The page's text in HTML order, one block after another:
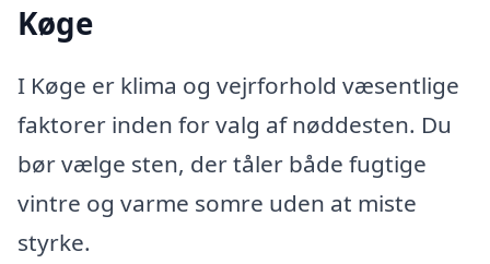
Køge
I Køge er klima og vejrforhold væsentlige
faktorer inden for valg af nøddesten. Du
bør vælge sten, der tåler både fugtige
vintre og varme somre uden at miste
styrke.